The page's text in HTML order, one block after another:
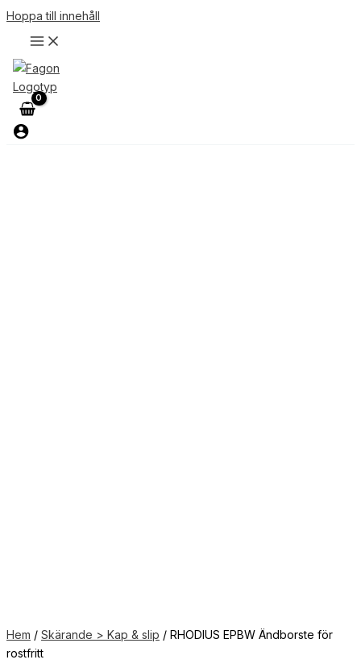
Hoppa till innehåll
Hem / Skärande > Kap & slip / RHODIUS EPBW Ändborste för
rostfritt